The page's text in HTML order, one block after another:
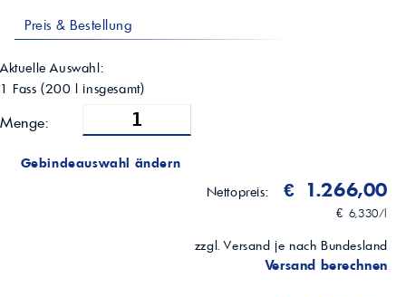
Preis & Bestellung
Aktuelle Auswahl:
1 Fass (200 l insgesamt)
Menge:
Gebindeauswahl ändern
Nettopreis:
€ 1.266,00
€ 6,330/l
zzgl. Versand je nach Bundesland
Versand berechnen